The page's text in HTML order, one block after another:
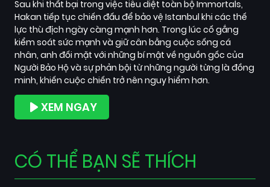
Sau khi thất bại trong việc tiêu diệt toàn bộ Immortals,
Hakan tiếp tục chiến đấu để bảo vệ Istanbul khi các thế
lực thù địch ngày càng mạnh hơn. Trong lúc cố gắng
kiểm soát sức mạnh và giữ cân bằng cuộc sống cá
nhân, anh đối mặt với những bí mật về nguồn gốc của
Người Bảo Hộ và sự phản bội từ những người từng là đồng
minh, khiến cuộc chiến trở nên nguy hiểm hơn.
XEM NGAY
CÓ THỂ BẠN SẼ THÍCH